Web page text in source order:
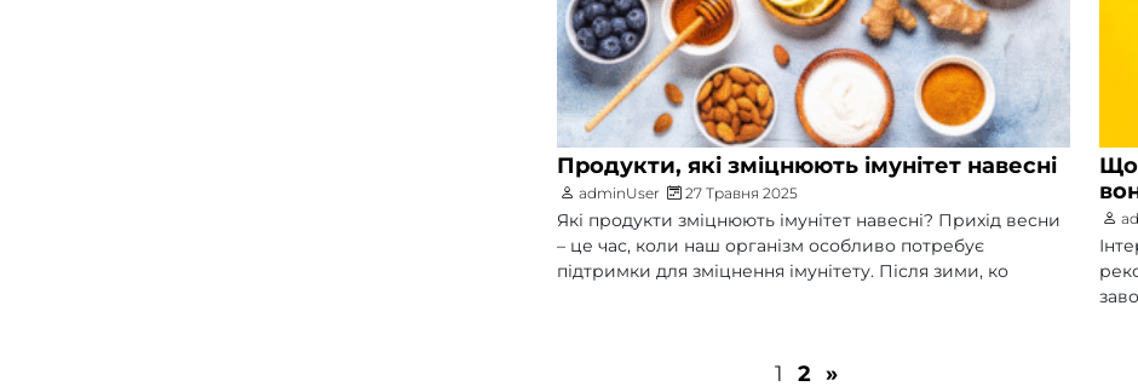
Продукти, які зміцнюють імунітет навесні
adminUser 27 Травня 2025
Які продукти зміцнюють імунітет навесні? Прихід весни
– це час, коли наш організм особливо потребує
підтримки для зміцнення імунітету. Після зими, ко
Що
1 2 »